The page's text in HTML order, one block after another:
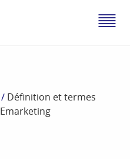
/ Définition et termes
Emarketing